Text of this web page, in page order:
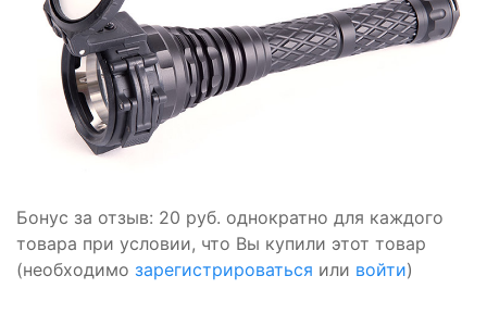
Бонус за отзыв: 20 руб. однократно для каждого
товара при условии, что Вы купили этот товар
(необходимо зарегистрироваться или войти)